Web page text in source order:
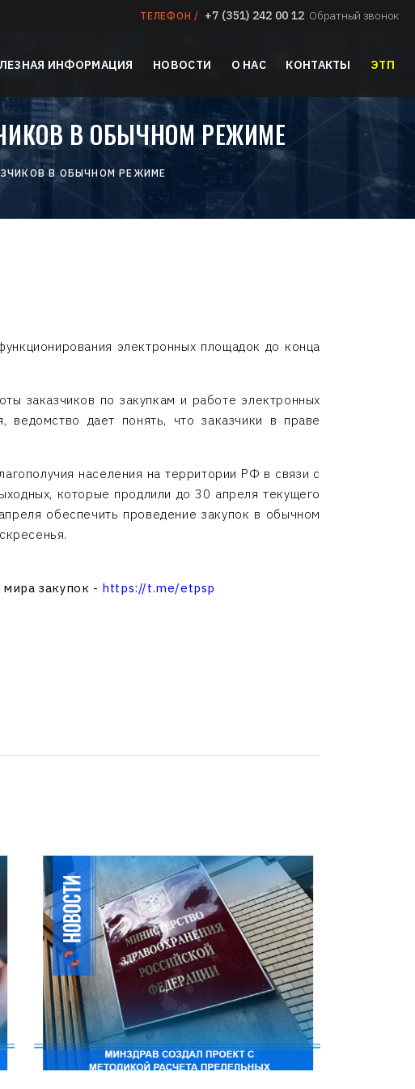
ТЕЛЕФОН / +7 (351) 242 00 12 Обратный звонок
ИНФОРМАЦИЯ НОВОСТИ О НАС КОНТАКТЫ ЭТП
В ОБЫЧНОМ РЕЖИМЕ
В ОБЫЧНОМ РЕЖИМЕ
электронных площадок до конца
заказчиков по закупкам и работе электронных
ведомство дает понять, что заказчики в праве
населения на территории РФ в связи с
которые продлили до 30 апреля текущего
обеспечить проведение закупок в обычном
закупок - https://t.me/etpsp